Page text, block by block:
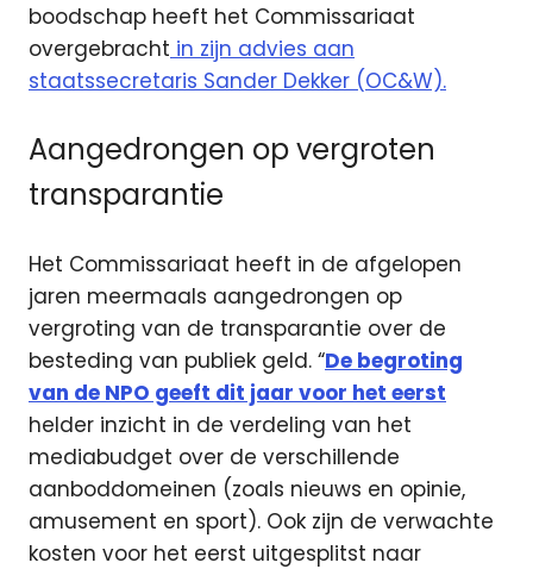
boodschap heeft het Commissariaat
overgebracht in zijn advies aan
staatssecretaris Sander Dekker (OC&W).
Aangedrongen op vergroten
transparantie
Het Commissariaat heeft in de afgelopen
jaren meermaals aangedrongen op
vergroting van de transparantie over de
besteding van publiek geld. “De begroting
van de NPO geeft dit jaar voor het eerst
helder inzicht in de verdeling van het
mediabudget over de verschillende
aanboddomeinen (zoals nieuws en opinie,
amusement en sport). Ook zijn de verwachte
kosten voor het eerst uitgesplitst naar